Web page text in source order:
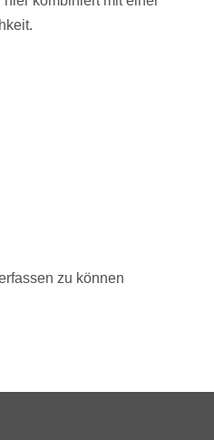
zu können